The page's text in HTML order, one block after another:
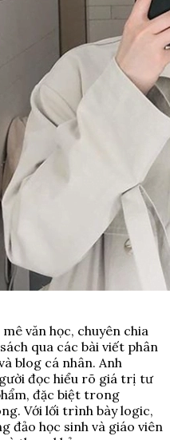
văn học, chuyên chia
qua các bài viết phân
blog cá nhân. Anh
đọc hiểu rõ giá trị tư
đặc biệt trong
Với lối trình bày logic,
đảo học sinh và giáo viên